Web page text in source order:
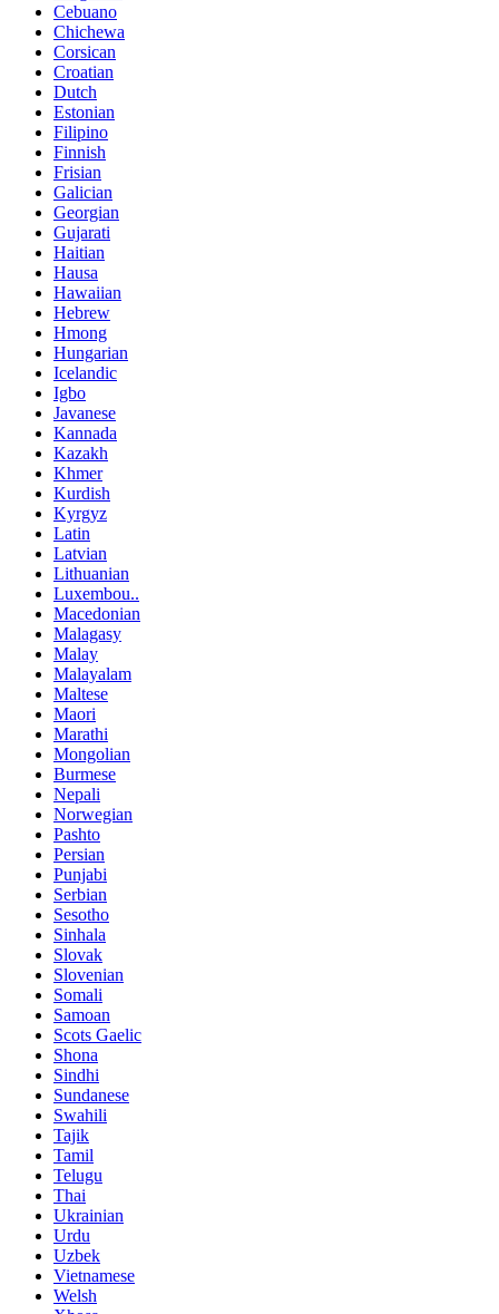
Cebuano
Chichewa
Corsican
Croatian
Dutch
Estonian
Filipino
Finnish
Frisian
Galician
Georgian
Gujarati
Haitian
Hausa
Hawaiian
Hebrew
Hmong
Hungarian
Icelandic
Igbo
Javanese
Kannada
Kazakh
Khmer
Kurdish
Kyrgyz
Latin
Latvian
Lithuanian
Luxembou..
Macedonian
Malagasy
Malay
Malayalam
Maltese
Maori
Marathi
Mongolian
Burmese
Nepali
Norwegian
Pashto
Persian
Punjabi
Serbian
Sesotho
Sinhala
Slovak
Slovenian
Somali
Samoan
Scots Gaelic
Shona
Sindhi
Sundanese
Swahili
Tajik
Tamil
Telugu
Thai
Ukrainian
Urdu
Uzbek
Vietnamese
Welsh